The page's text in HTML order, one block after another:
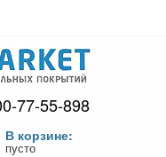
77-55-898
В корзине:
пусто